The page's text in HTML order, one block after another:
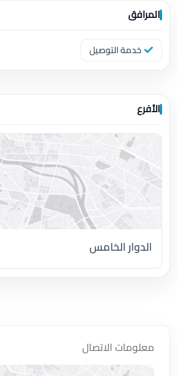
المرافق
خدمة التوصيل
الأفرع
الدوار الخامس
معلومات الاتصال